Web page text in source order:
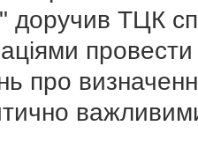
доручив ТЦК
про